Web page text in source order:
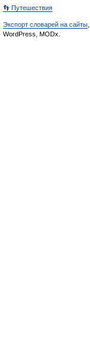
👣 Путешествия
Экспорт словарей на сайты
WordPress, MODx.